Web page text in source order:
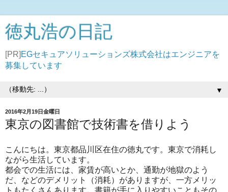
徳丸浩の日記
[PR] EGセキュアソリューションズ株式会社はエンジニアを
募集しています
▼
2016年2月19日金曜日
東京の図書館で技術書を借りよう
こんにちは。東京都品川区在住の徳丸です。東京で消耗し
ながら生活しています。
都会での生活には、家賃が高いとか、通勤が地獄のよう
だ、などのデメリット（消耗）がありますが、一方メリッ
トもたくさんあります。書籍が手に入りやすいこともその